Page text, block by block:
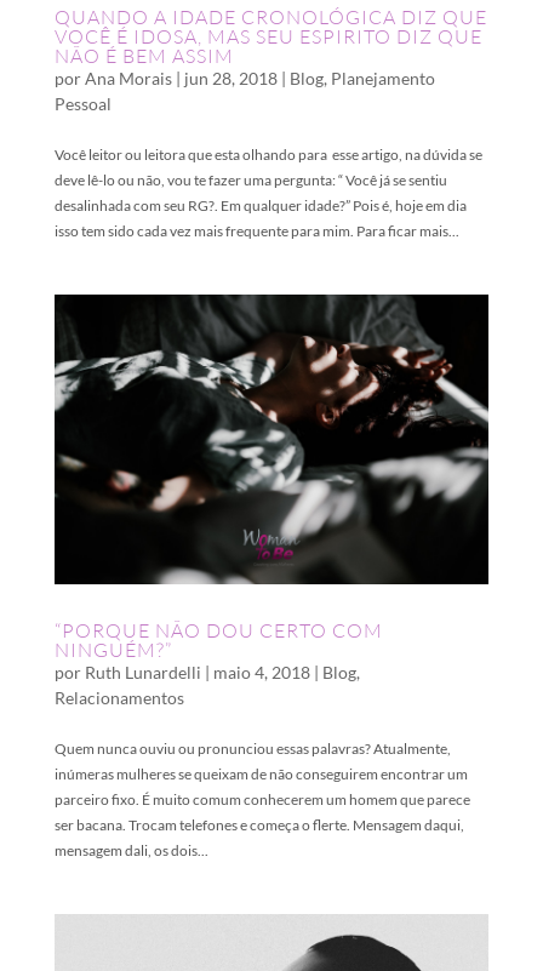
QUANDO A IDADE CRONOLÓGICA DIZ QUE
VOCÊ É IDOSA, MAS SEU ESPIRITO DIZ QUE
NÃO É BEM ASSIM
porAna Morais| jun 28, 2018| Blog, Planejamento
Pessoal
Você leitor ou leitora que esta olhando para esse artigo, na dúvida se
deve lê-lo ou não, vou te fazer uma pergunta: “ Você já se sentiu
desalinhada com seu RG?. Em qualquer idade?” Pois é, hoje em dia
isso tem sido cada vez mais frequente para mim. Para ficar mais...
“PORQUE NÃO DOU CERTO COM
NINGUÉM?”
por Ruth Lunardelli | maio 4, 2018| Blog,
Relacionamentos
Quem nunca ouviu ou pronunciou essas palavras? Atualmente,
inúmeras mulheres se queixam de não conseguirem encontrar um
parceiro fixo. É muito comum conhecerem um homem que parece
ser bacana. Trocam telefones e começa o flerte. Mensagem daqui,
mensagem dali, os dois...